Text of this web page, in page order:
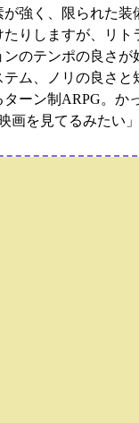
強く、限られた装
りしますが、リ
のテンポの良さが
ム、ノリの良さと
ーン制ARPG。か
画を見てるみたい